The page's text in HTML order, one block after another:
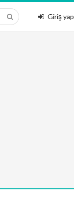
Giriş yap